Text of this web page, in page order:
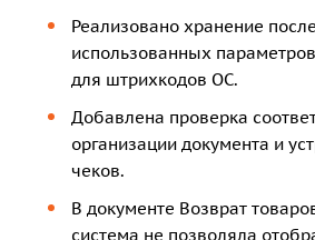
Реализовано хранение
использованных
для штрихкодов ОС.
Добавлена проверка
организации документа и
чеков.
В документе Возврат
система не позволяла